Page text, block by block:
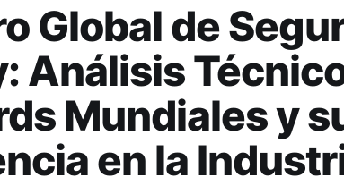
Global de
Análisis
Mundiales y
en la